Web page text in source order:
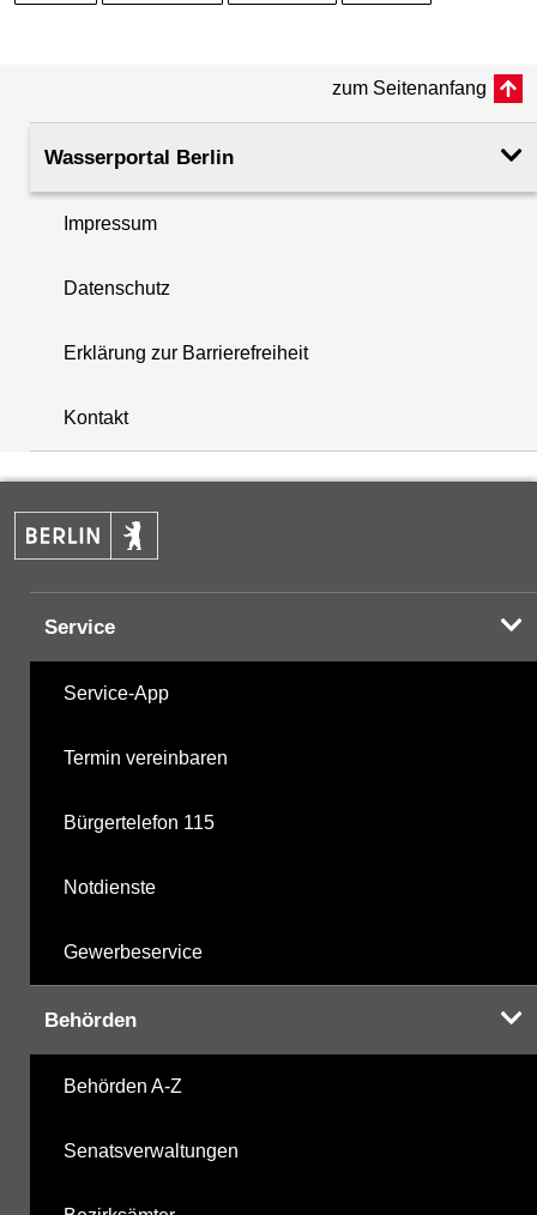
+
−
zum Seitenanfang
Wasserportal Berlin
Impressum
Datenschutz
Erklärung zur Barrierefreiheit
Kontakt
Service
Service-App
Termin vereinbaren
Bürgertelefon 115
Notdienste
Gewerbeservice
Behörden
Behörden A-Z
Senatsverwaltungen